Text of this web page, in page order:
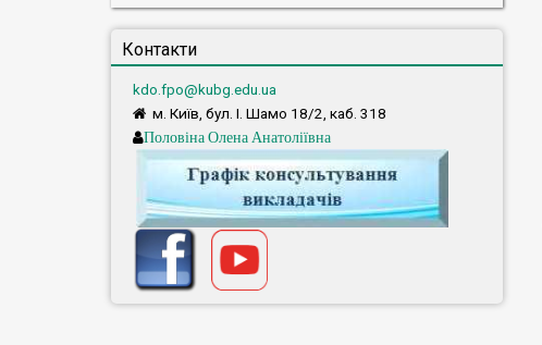
Контакти
kdo.fpo@kubg.edu.ua
м. Київ, бул. І. Шамо 18/2, каб. 318
Половіна Олена Анатоліївна